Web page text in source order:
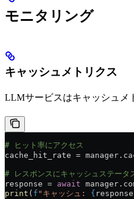
モニタリング
キャッシュメトリクス
LLMサービスはキャッシュメ
# ヒット率にアクセス
cache_hit_rate =
# レスポンスにキャッシュステータ
response = await
print ( f "キャッシュ: {